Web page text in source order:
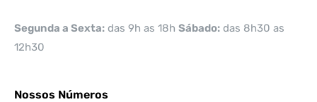
Segunda a Sexta: das 9h as 18h Sábado: das 8h30 as
12h30
Nossos Números